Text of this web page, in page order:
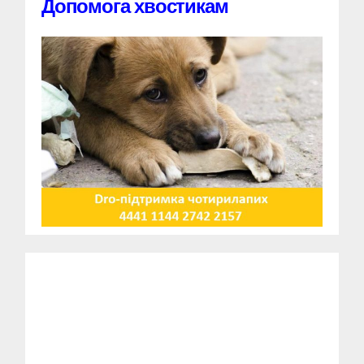
Допомога хвостикам